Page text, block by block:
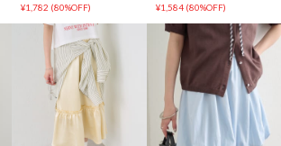
¥1,782 (80%OFF)
¥1,584 (80%OFF)